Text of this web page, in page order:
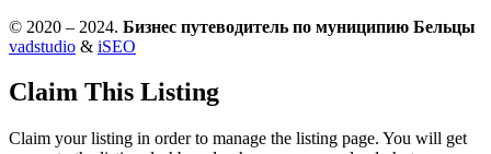
© 2020 – 2024. Бизнес путеводитель по муниципию Бельцы
vadstudio & iSEO
Claim This Listing
Claim your listing in order to manage the listing page. You will get